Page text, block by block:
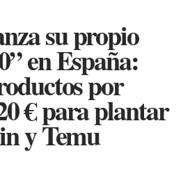
su propio
en España:
por
€ para plantar
y Temu